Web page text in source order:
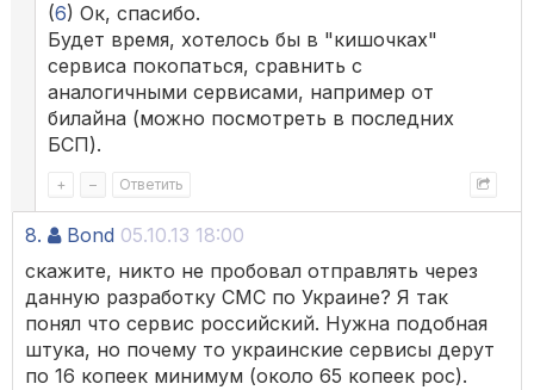
(6) Ок, спасибо.
Будет время, хотелось бы в "кишочках"
сервиса покопаться, сравнить с
аналогичными сервисами, например от
билайна (можно посмотреть в последних
БСП).
+ – Ответить
8. Bond 05.10.13 18:00
скажите, никто не пробовал отправлять через
данную разработку СМС по Украине? Я так
понял что сервис российский. Нужна подобная
штука, но почему то украинские сервисы дерут
по 16 копеек минимум (около 65 копеек рос).